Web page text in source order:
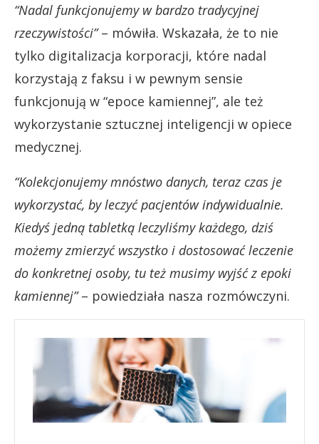
“Nadal funkcjonujemy w bardzo tradycyjnej
rzeczywistości”– mówiła. Wskazała, że to nie
tylko digitalizacja korporacji, które nadal
korzystają z faksu i w pewnym sensie
funkcjonują w “epoce kamiennej”, ale też
wykorzystanie sztucznej inteligencji w opiece
medycznej.
“Kolekcjonujemy mnóstwo danych, teraz czas je
wykorzystać, by leczyć pacjentów indywidualnie.
Kiedyś jedną tabletką leczyliśmy każdego, dziś
możemy zmierzyć wszystko i dostosować leczenie
do konkretnej osoby, tu też musimy wyjść z epoki
kamiennej”– powiedziała nasza rozmówczyni.